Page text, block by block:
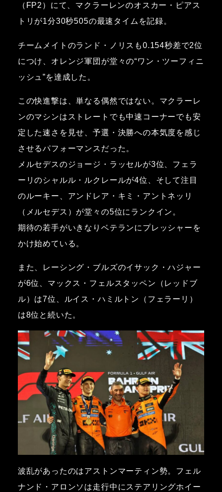
（FP2）にて、マクラーレンのオスカー・ピアス
トリが1分30秒505の最速タイムを記録。
チームメイトのランド・ノリスも0.154秒差で2位
につけ、オレンジ軍団が堂々の“ワン・ツーフィニ
ッシュ”を達成した。
この快進撃は、単なる偶然ではない。マクラーレ
ンのマシンはストレートでも中速コーナーでも安
定した速さを見せ、予選・決勝への本気度を感じ
させるパフォーマンスだった。
メルセデスのジョージ・ラッセルが3位、フェラ
ーリのシャルル・ルクレールが4位、そして注目
のルーキー、アンドレア・キミ・アントネッリ
（メルセデス）が堂々の5位にランクイン。
期待の若手がいきなりベテランにプレッシャーを
かけ始めている。
また、レーシング・ブルズのイサック・ハジャー
が6位、マックス・フェルスタッペン（レッドブ
ル）は7位、ルイス・ハミルトン（フェラーリ）
は8位と続いた。
波乱があったのはアストンマーティン勢。フェル
ナンド・アロンソは走行中にステアリングホイー